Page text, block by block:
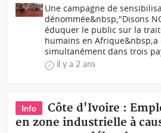
Une campagne de
dénommée&nbsp;"Disons
éduquer le public sur la
humains en Afrique&nbsp;a
simultanément dans trois
il y a 2 ans
Info
Côte d'Ivoire :
en zone industrielle à